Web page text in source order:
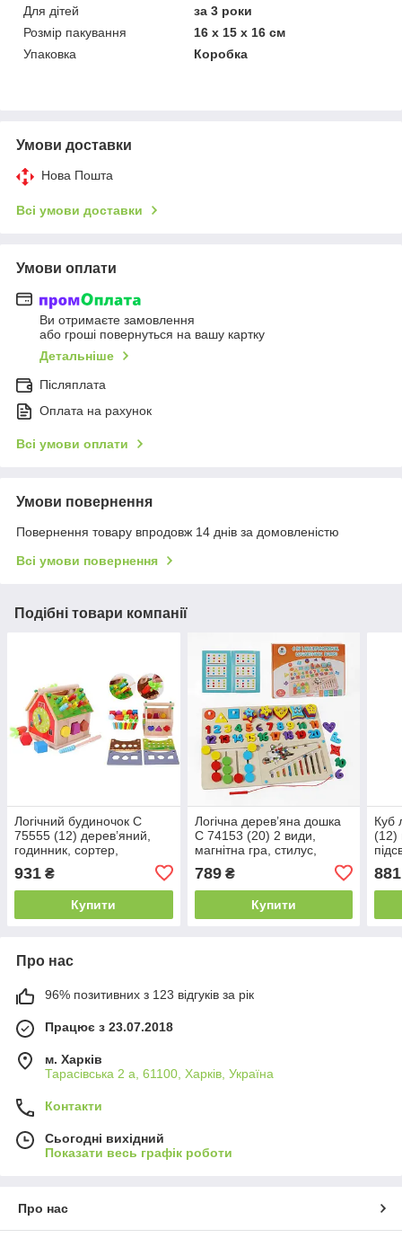
Для дітей
за 3 роки
Розмір пакування
16 х 15 х 16 см
Упаковка
Коробка
Умови доставки
Нова Пошта
Всі умови доставки
Умови оплати
Ви отримаєте замовлення
або гроші повернуться на вашу картку
Детальніше
Післяплата
Оплата на рахунок
Всі умови оплати
Умови повернення
Повернення товару впродовж 14 днів за домовленістю
Всі умови повернення
Подібні товари компанії
Логічний будиночок C
75555 (12) дерев’яний,
годинник, сортер,
магнітна риболовля, гра з
морквинами, в коробці
931 ₴
Купити
Логічна дерев’яна дошка
C 74153 (20) 2 види,
магнітна гра, стилус,
пальчиковий лабіринт,
сортер, в коробці,
789₴
Купити
Куб
(12)
881
Про нас
96% позитивних з 123 відгуків за рік
Працює з 23.07.2018
м. Харків
Тарасівська 2 а, 61100, Харків, Україна
Контакти
Сьогодні вихідний
Показати весь графік роботи
Про нас